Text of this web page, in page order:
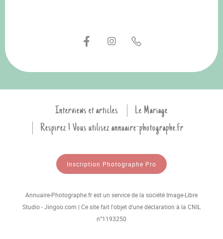
Interviews et articles
Le Mariage
Respirez ! Vous utilisez annuaire-photographe.fr
Inscription Photographe Pro
Annuaire-Photographe.fr est un service de la société Image-Libre
Studio - Jingoo.com | Ce site fait l'objet d'une déclaration à la CNIL
n°1193250